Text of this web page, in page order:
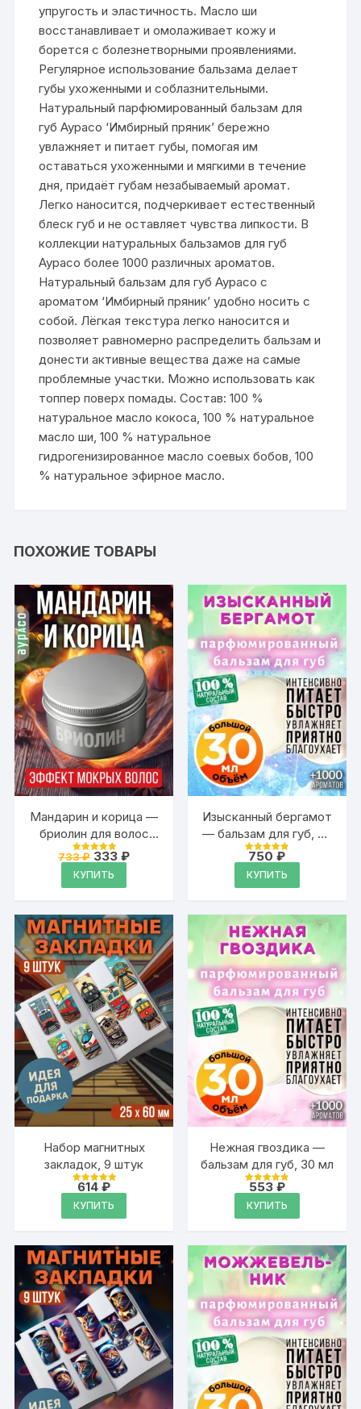
упругость и эластичность. Масло ши
восстанавливает и омолаживает кожу и
борется с болезнетворными проявлениями.
Регулярное использование бальзама делает
губы ухоженными и соблазнительными.
Натуральный парфюмированный бальзам для
губ Аурасо ‘Имбирный пряник’ бережно
увлажняет и питает губы, помогая им
оставаться ухоженными и мягкими в течение
дня, придаёт губам незабываемый аромат.
Легко наносится, подчеркивает естественный
блеск губ и не оставляет чувства липкости. В
коллекции натуральных бальзамов для губ
Аурасо более 1000 различных ароматов.
Натуральный бальзам для губ Аурасо с
ароматом ‘Имбирный пряник’ удобно носить с
собой. Лёгкая текстура легко наносится и
позволяет равномерно распределить бальзам и
донести активные вещества даже на самые
проблемные участки. Можно использовать как
топпер поверх помады. Состав: 100 %
натуральное масло кокоса, 100 % натуральное
масло ши, 100 % натуральное
гидрогенизированное масло соевых бобов, 100
% натуральное эфирное масло.
ПОХОЖИЕ ТОВАРЫ
Мандарин и корица —
бриолин для волос
Аурасо средней
фиксации
Оценка
из 5
733₽ Первоначальная
цена
составляла
733 ₽.
333₽Текущая
КУПИТЬ
Изысканный бергамот
— бальзам для губ, 30
мл
Оценка
из 5
750₽
КУПИТЬ
Набор магнитных
закладок, 9 штук
Оценка
из 5
614₽
КУПИТЬ
Нежная гвоздика —
бальзам для губ, 30 мл
Оценка
из 5
553 ₽
КУПИТЬ